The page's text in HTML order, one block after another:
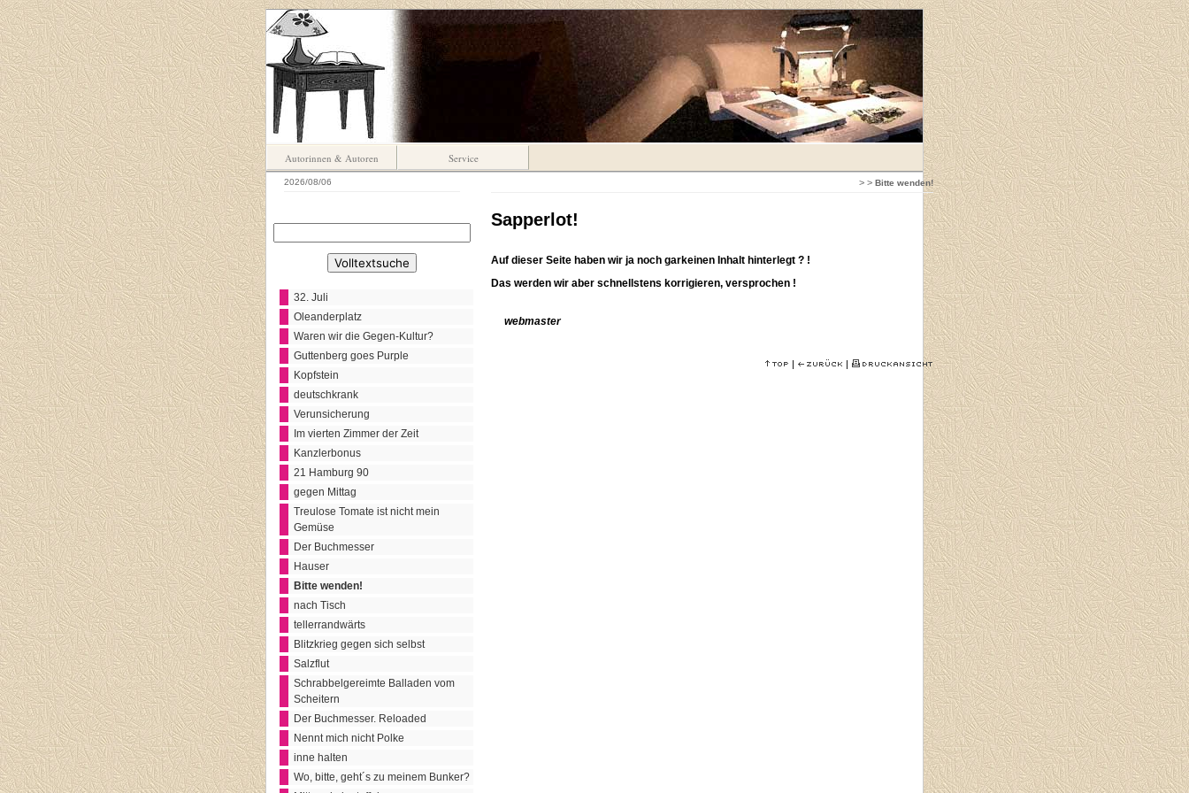
Autorinnen & Autoren Service
2026/08/06
32. Juli
Oleanderplatz
Waren wir die Gegen-Kultur?
Guttenberg goes Purple
Kopfstein
deutschkrank
Verunsicherung
Im vierten Zimmer der Zeit
Kanzlerbonus
21 Hamburg 90
gegen Mittag
Treulose Tomate ist nicht mein
Gemüse
Der Buchmesser
Hauser
Bitte wenden!
nach Tisch
tellerrandwärts
Blitzkrieg gegen sich selbst
Salzflut
Schrabbelgereimte Balladen vom
Scheitern
Der Buchmesser. Reloaded
Nennt mich nicht Polke
inne halten
Wo, bitte, geht´s zu meinem Bunker?
> > Bitte wenden!
Sapperlot!
Auf dieser Seite haben wir ja noch garkeinen Inhalt hinterlegt ? !
Das werden wir aber schnellstens korrigieren, versprochen !
webmaster
| |